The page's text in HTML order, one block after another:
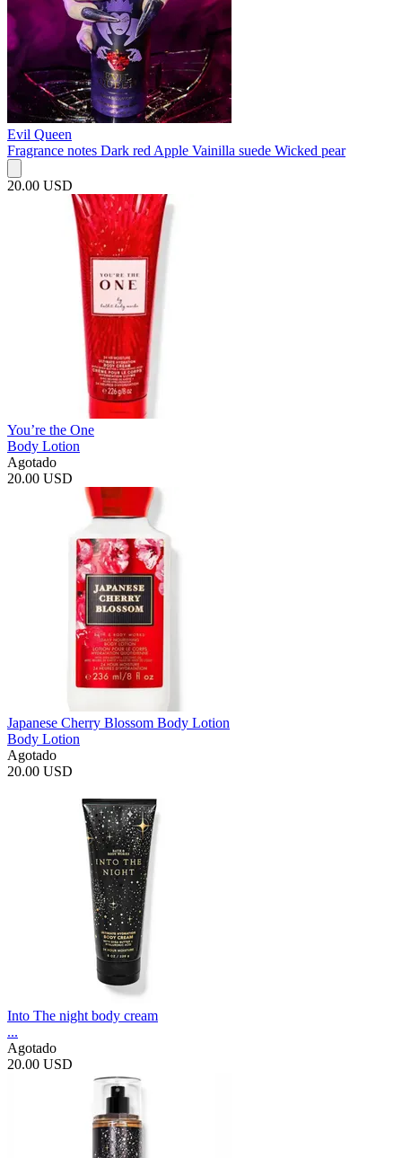
Evil Queen
Fragrance notes Dark red Apple Vainilla suede Wicked pear
20.00 USD
You’re the One
Body Lotion
Agotado
20.00 USD
Japanese Cherry Blossom Body Lotion
Body Lotion
Agotado
20.00 USD
Into The night body cream
...
Agotado
20.00 USD